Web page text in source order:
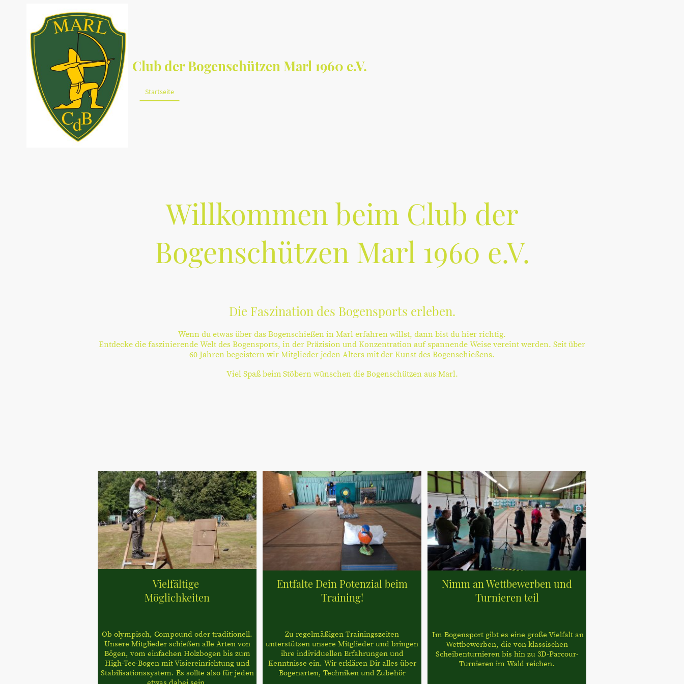
Club der Bogenschützen Marl 1960 e.V.
Startseite
Willkommen beim Club der
Bogenschützen Marl 1960 e.V.
Wenn du etwas über das Bogenschießen in Marl erfahren willst, dann bist du hier richtig.
Entdecke die faszinierende Welt des Bogensports, in der Präzision und Konzentration auf spannende Weise vereint werden. Seit über
60 Jahren begeistern wir Mitglieder jeden Alters mit der Kunst des Bogenschießens.
Viel Spaß beim Stöbern wünschen die Bogenschützen aus Marl.
Die Faszination des Bogensports erleben.
Vielfältige
Möglichkeiten
Ob olympisch, Compound oder traditionell.
Unsere Mitglieder schießen alle Arten von
Bögen, vom einfachen Holzbogen bis zum
High-Tec-Bogen mit Visiereinrichtung und
Stabilisationssystem. Es sollte also für jeden
Entfalte Dein Potenzial beim
Training!
Zu regelmäßigen Trainingszeiten
unterstützen unsere Mitglieder und bringen
ihre individuellen Erfahrungen und
Kenntnisse ein. Wir erklären Dir alles über
Bogenarten, Techniken und Zubehör
Nimm an Wettbewerben und
Turnieren teil
Im Bogensport gibt es eine große Vielfalt an
Wettbewerben, die von klassischen
Scheibenturnieren bis hin zu 3D-Parcour-
Turnieren im Wald reichen.